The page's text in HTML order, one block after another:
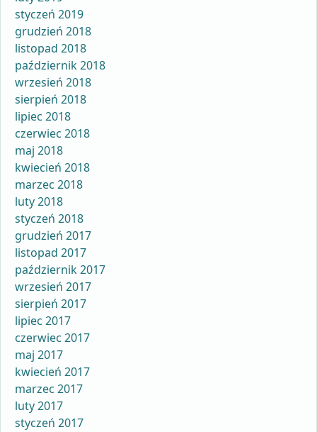
styczeń 2019
grudzień 2018
listopad 2018
październik 2018
wrzesień 2018
sierpień 2018
lipiec 2018
czerwiec 2018
maj 2018
kwiecień 2018
marzec 2018
luty 2018
styczeń 2018
grudzień 2017
listopad 2017
październik 2017
wrzesień 2017
sierpień 2017
lipiec 2017
czerwiec 2017
maj 2017
kwiecień 2017
marzec 2017
luty 2017
styczeń 2017